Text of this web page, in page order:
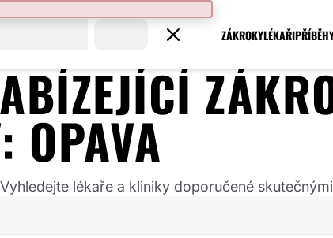
ZÁKROKYLÉKAŘI
OPAVA
lékaře a kliniky doporučené